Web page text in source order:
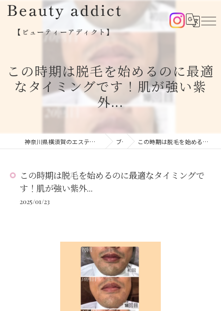
この時期は脱毛を始めるのに最適
なタイミングです！肌が強い紫
外...
神奈川県横須賀のエステならBeauty addict【ビューティーアディクト】 ブログ この時期は脱毛を始めるのに最適なタイミングです！肌が強い紫外...
この時期は脱毛を始めるのに最適なタイミングで
す！肌が強い紫外...
2025/01/23